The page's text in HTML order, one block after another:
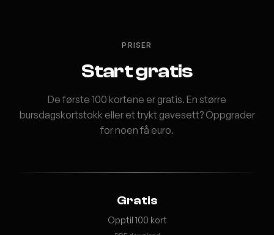
PRISER
Start gratis
De første 100 kortene er gratis. En større
bursdagskortstokk eller et trykt gavesett? Oppgrader
for noen få euro.
Gratis
Opptil 100 kort